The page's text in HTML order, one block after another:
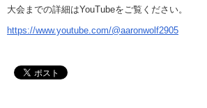
大会までの詳細はYouTubeをご覧ください。
https://www.youtube.com/@aaronwolf2905